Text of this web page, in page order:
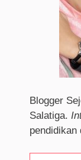
Blogger
Salatiga. I
pendidikan